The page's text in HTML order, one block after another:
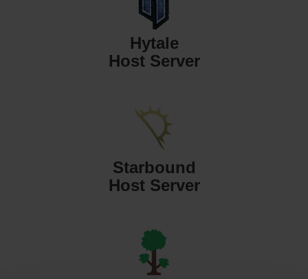
Hytale
Host Server
Starbound
Host Server